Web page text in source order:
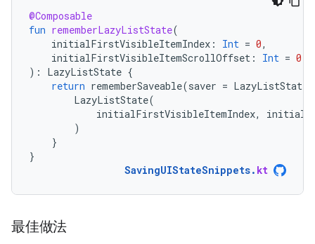
@Composable
fun rememberLazyListState(
initialFirstVisibleItemIndex : Int = 0,
initialFirstVisibleItemScrollOffset : Int = 0
):
LazyListState {
return rememberSaveable(saver = LazyListState
LazyListState(
initialFirstVisibleItemIndex,
)
}
}
SavingUIStateSnippets. kt
最佳做法